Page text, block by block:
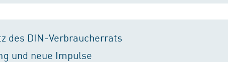
des DIN-Verbraucherrats
und neue Impulse